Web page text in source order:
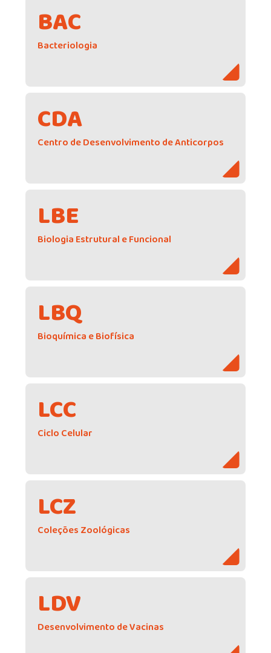
BAC
Bacteriologia
CDA
Centro de Desenvolvimento de Anticorpos
LBE
Biologia Estrutural e Funcional
LBQ
Bioquímica e Biofísica
LCC
Ciclo Celular
LCZ
Coleções Zoológicas
LDV
Desenvolvimento de Vacinas